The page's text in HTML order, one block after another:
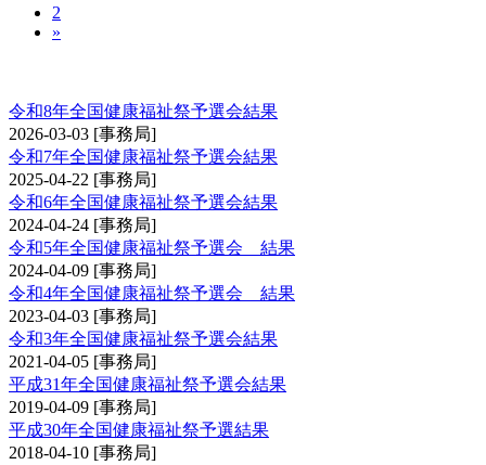
2
»
令和8年全国健康福祉祭予選会結果
2026-03-03 [事務局]
令和7年全国健康福祉祭予選会結果
2025-04-22 [事務局]
令和6年全国健康福祉祭予選会結果
2024-04-24 [事務局]
令和5年全国健康福祉祭予選会 結果
2024-04-09 [事務局]
令和4年全国健康福祉祭予選会 結果
2023-04-03 [事務局]
令和3年全国健康福祉祭予選会結果
2021-04-05 [事務局]
平成31年全国健康福祉祭予選会結果
2019-04-09 [事務局]
平成30年全国健康福祉祭予選結果
2018-04-10 [事務局]